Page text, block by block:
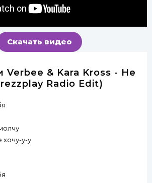
Скачать видео
Verbee & Kara Kross - Не
Radio Edit)
хочу-у-у